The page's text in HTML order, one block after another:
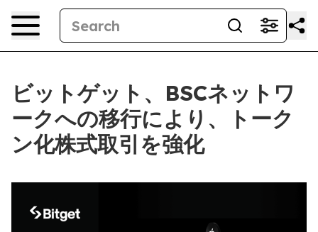
ビットゲット、BSCネットワ
ークへの移行により、トーク
ン化株式取引を強化